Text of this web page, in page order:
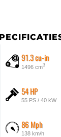
91.3 cu-in
1496 cm3
54 HP
55 PS / 40 kW
86 Mph
138 km/h